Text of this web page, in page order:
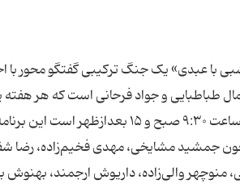
با عبدی» یک جنگ ترکیبی گفتگو محور
جمشید مشایخی، مهدی فخیم‌زاده، رضا
منوچهر والی‌زاده، داریوش ارجمند،